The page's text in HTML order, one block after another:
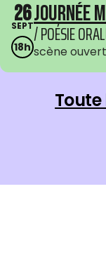
26
SEPT
18h
Journée
/ POÉSIE
scène